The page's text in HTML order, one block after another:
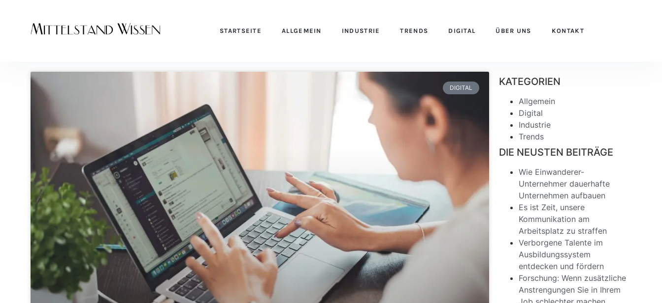
STARTSEITE ALLGEMEIN INDUSTRIE TRENDS DIGITAL ÜBER UNS KONTAKT
DIGITAL
KATEGORIEN
Allgemein
Digital
Industrie
Trends
DIE NEUSTEN BEITRÄGE
Wie Einwanderer-
Unternehmer dauerhafte
Unternehmen aufbauen
Es ist Zeit, unsere
Kommunikation am
Arbeitsplatz zu straffen
Verborgene Talente im
Ausbildungssystem
entdecken und fördern
Forschung: Wenn zusätzliche
Anstrengungen Sie in Ihrem